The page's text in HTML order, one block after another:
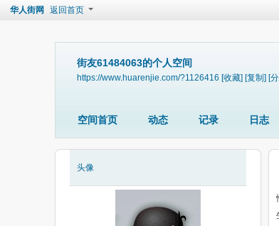
华人街网 返回首页
街友61484063的个人空间
https://www.huarenjie.com/?1126416 [收藏] [复制] [
空间首页 动态 记录 日志
头像